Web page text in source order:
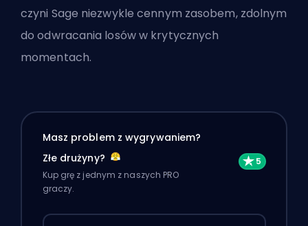
czyni Sage niezwykle cennym zasobem, zdolnym
do odwracania losów w krytycznych
momentach.
Masz problem z wygrywaniem?
Złe drużyny?
Kup grę z jednym z naszych PRO
graczy.